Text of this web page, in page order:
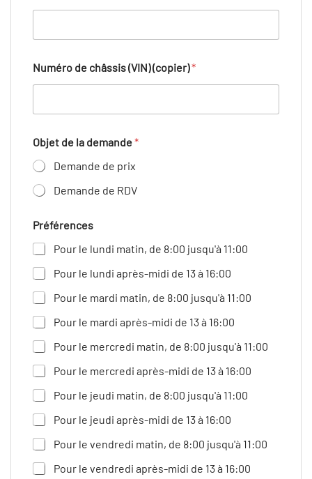
Numéro de châssis (VIN) (copier)*
Objet de la demande*
Demande de prix
Demande de RDV
Préférences
Pour le lundi matin, de 8:00 jusqu'à 11:00
Pour le lundi après-midi de 13 à 16:00
Pour le mardi matin, de 8:00 jusqu'à 11:00
Pour le mardi après-midi de 13 à 16:00
Pour le mercredi matin, de 8:00 jusqu'à 11:00
Pour le mercredi après-midi de 13 à 16:00
Pour le jeudi matin, de 8:00 jusqu'à 11:00
Pour le jeudi après-midi de 13 à 16:00
Pour le vendredi matin, de 8:00 jusqu'à 11:00
Pour le vendredi après-midi de 13 à 16:00